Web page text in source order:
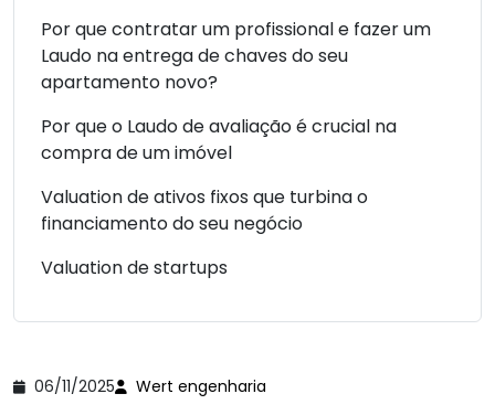
06/11/2025 Wert engenharia
Por que contratar um profissional e fazer um
Laudo na entrega de chaves do seu
apartamento novo?
Por que o Laudo de avaliação é crucial na
compra de um imóvel
Valuation de ativos fixos que turbina o
financiamento do seu negócio
Valuation de startups